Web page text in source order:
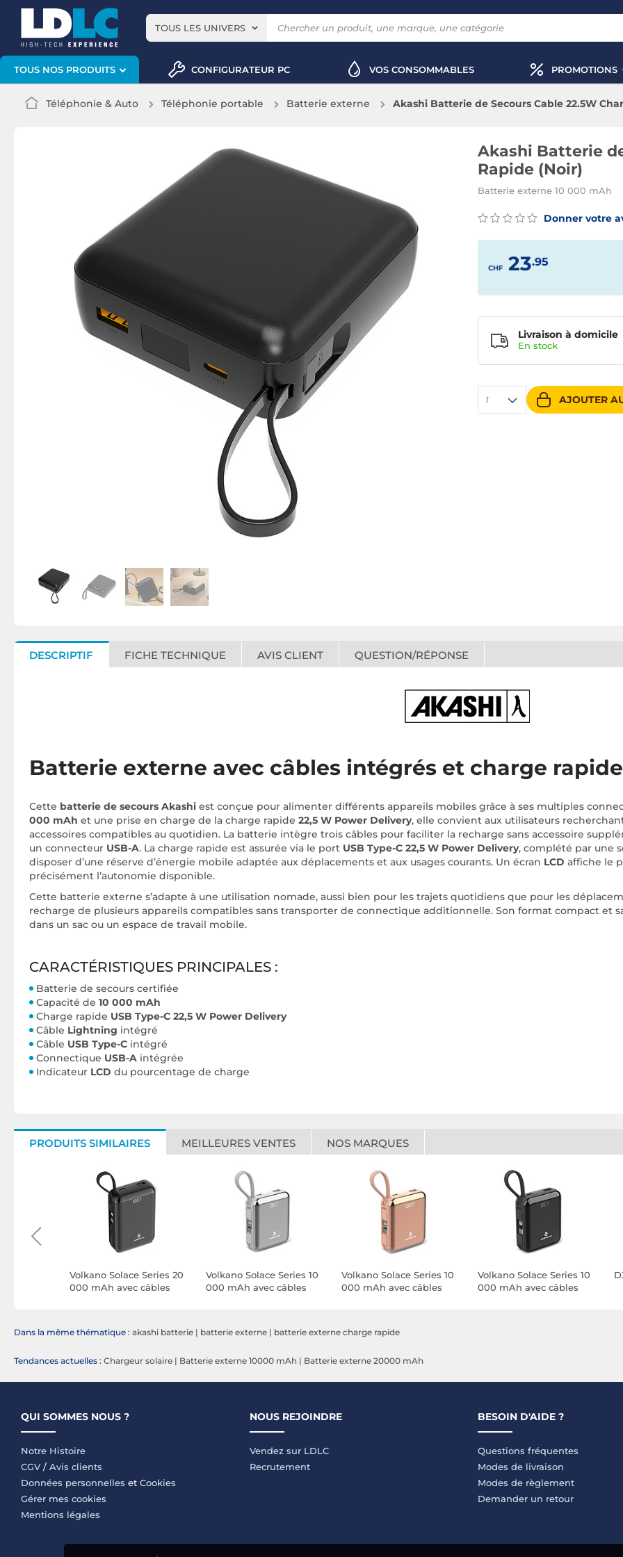
TOUS LES UNIVERS
TOUS NOS PRODUITS CONFIGURATEUR PC VOS CONSOMMABLES PROMOTIONS
Téléphonie & Auto Téléphonie portable Batterie externe Akashi Batterie de Secours Cable 22.5W
Akashi Batterie
Rapide (Noir)
Batterie externe 10 000 mAh
Donner votre
CHF 23.95
1 AJOUTER
Livraison à domicile
En stock
DESCRIPTIF FICHE TECHNIQUE AVIS CLIENT QUESTION/RÉPONSE
Batterie externe avec câbles intégrés et charge rapide
Cette batterie de secours Akashi est conçue pour alimenter différents appareils mobiles grâce à ses multiples
000 mAh et une prise en charge de la charge rapide 22,5 W Power Delivery, elle convient aux utilisateurs
accessoires compatibles au quotidien. La batterie intègre trois câbles pour faciliter la recharge sans accessoire
un connecteur USB-A. La charge rapide est assurée via le port USB Type-C 22,5 W Power Delivery, complété par une
disposer d’une réserve d’énergie mobile adaptée aux déplacements et aux usages courants. Un écran LCD affiche le
précisément l’autonomie disponible.
Cette batterie externe s’adapte à une utilisation nomade, aussi bien pour les trajets quotidiens que pour les
recharge de plusieurs appareils compatibles sans transporter de connectique additionnelle. Son format compact
dans un sac ou un espace de travail mobile.
CARACTÉRISTIQUES PRINCIPALES :
Batterie de secours certifiée
Capacité de 10 000 mAh
Charge rapide USB Type-C 22,5 W Power Delivery
Câble Lightning intégré
Câble USB Type-C intégré
Connectique USB-A intégrée
Indicateur LCD du pourcentage de charge
PRODUITS SIMILAIRES MEILLEURES VENTES NOS MARQUES
Volkano Solace Series 20
000 mAh avec câbles
Volkano Solace Series 10
000 mAh avec câbles
Volkano Solace Series 10
000 mAh avec câbles
Volkano Solace Series 10
000 mAh avec câbles
Dans la même thématique : akashi batterie | batterie externe | batterie externe charge rapide
Tendances actuelles : Chargeur solaire | Batterie externe 10000 mAh | Batterie externe 20000 mAh
QUI SOMMES NOUS ?
Notre Histoire
CGV / Avis clients
Données personnelles et Cookies
Gérer mes cookies
Mentions légales
NOUS REJOINDRE
Vendez sur LDLC
Recrutement
BESOIN D'AIDE ?
Questions fréquentes
Modes de livraison
Modes de règlement
Demander un retour